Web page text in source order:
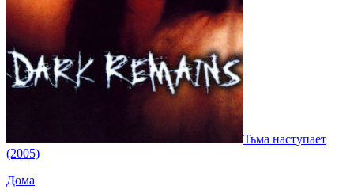
Тьма наступает
(2005)
Дома